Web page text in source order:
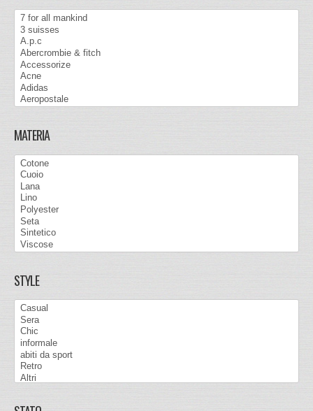
MATERIA
STYLE